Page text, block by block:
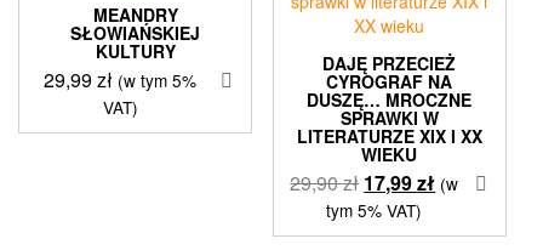
MEANDRY
SŁOWIAŃSKIEJ
KULTURY
29,99zł (w tym 5%
VAT)
DAJĘ PRZECIEŻ
CYROGRAF NA
DUSZĘ… MROCZNE
SPRAWKI W
LITERATURZE XIX I XX
WIEKU
29,90zł Pierwotna
cena
wynosiła:
17,99złAktualna
wynosi:
(w
tym 5% VAT)